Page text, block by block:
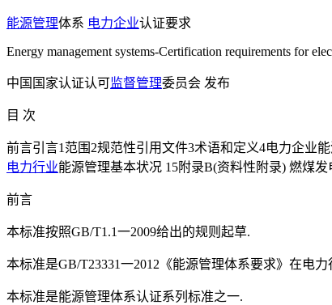
能源管理体系 电力企业认证要求
Energy management systems-Certification requirements for
中国国家认证认可监督管理委员会 发布
目 次
前言引言1范围2规范性引用文件3术语和定义4电力企业
电力行业能源管理基本状况 15附录B(资料性附录) 燃煤
前言
本标准按照GB/T1.1一2009给出的规则起草.
本标准是GB/T23331一2012《能源管理体系要求》在电
本标准是能源管理体系认证系列标准之一.